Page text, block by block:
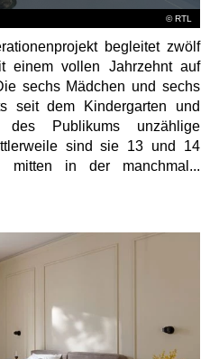
©RTL
begleitet zwölf
einem vollen Jahrzehnt auf
sechs Mädchen und sechs
seit dem Kindergarten und
Publikums unzählige
sind sie 13 und 14
in der manchmal...